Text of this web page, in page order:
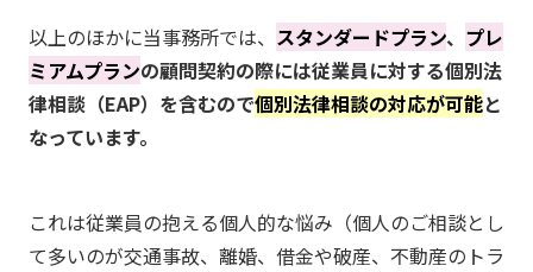
以上のほかに当事務所では、 スタンダードプラン、 プレ
ミアムプランの顧問契約の際には従業員に対する個別法
律相談（EAP）を含むので個別法律相談の対応が可能と
なっています。
これは従業員の抱える個人的な悩み（個人のご相談とし
て多いのが交通事故、離婚、借金や破産、不動産のトラ